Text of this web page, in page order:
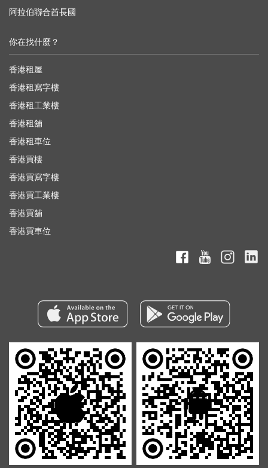
阿拉伯聯合酋長國
你在找什麼？
香港租屋
香港租寫字樓
香港租工業樓
香港租舖
香港租車位
香港買樓
香港買寫字樓
香港買工業樓
香港買舖
香港買車位